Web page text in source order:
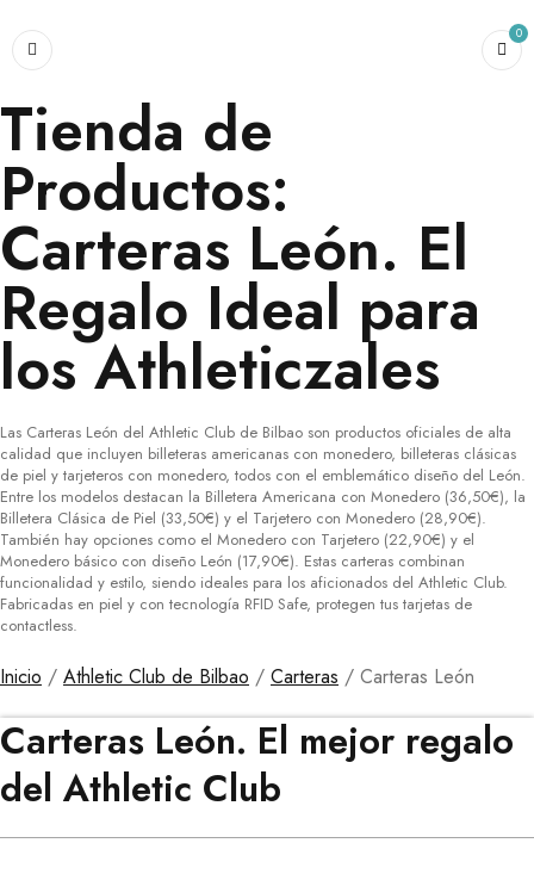
0
Tienda de
Productos:
Carteras León. El
Regalo Ideal para
los Athleticzales
Las Carteras León del Athletic Club de Bilbao son productos oficiales de alta
calidad que incluyen billeteras americanas con monedero, billeteras clásicas
de piel y tarjeteros con monedero, todos con el emblemático diseño del León.
Entre los modelos destacan la Billetera Americana con Monedero (36,50€), la
Billetera Clásica de Piel (33,50€) y el Tarjetero con Monedero (28,90€).
También hay opciones como el Monedero con Tarjetero (22,90€) y el
Monedero básico con diseño León (17,90€). Estas carteras combinan
funcionalidad y estilo, siendo ideales para los aficionados del Athletic Club.
Fabricadas en piel y con tecnología RFID Safe, protegen tus tarjetas de
contactless.
Inicio / Athletic Club de Bilbao / Carteras / Carteras León
Carteras León. El mejor regalo
del Athletic Club